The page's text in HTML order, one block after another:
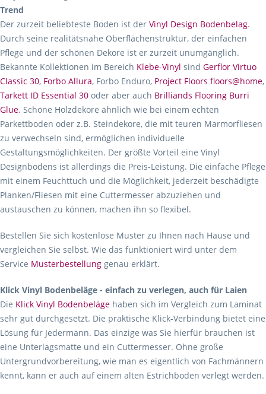
Trend
Der zurzeit beliebteste Boden ist der Vinyl Design Bodenbelag.
Durch seine realitätsnahe Oberflächenstruktur, der einfachen
Pflege und der schönen Dekore ist er zurzeit unumgänglich.
Bekannte Kollektionen im Bereich Klebe-Vinyl sind Gerflor Virtuo
Classic 30, Forbo Allura, Forbo Enduro, Project Floors floors@home,
Tarkett ID Essential 30 oder aber auch Brilliands Flooring Burri
Glue. Schöne Holzdekore ähnlich wie bei einem echten
Parkettboden oder z.B. Steindekore, die mit teuren Marmorfliesen
zu verwechseln sind, ermöglichen individuelle
Gestaltungsmöglichkeiten. Der größte Vorteil eine Vinyl
Designbodens ist allerdings die Preis-Leistung. Die einfache Pflege
mit einem Feuchttuch und die Möglichkeit, jederzeit beschädigte
Planken/Fliesen mit eine Cuttermesser abzuziehen und
austauschen zu können, machen ihn so flexibel.
Bestellen Sie sich kostenlose Muster zu Ihnen nach Hause und
vergleichen Sie selbst. Wie das funktioniert wird unter dem
Service Musterbestellung genau erklärt.
Klick Vinyl Bodenbeläge - einfach zu verlegen, auch für Laien
Die Klick Vinyl Bodenbeläge haben sich im Vergleich zum Laminat
sehr gut durchgesetzt. Die praktische Klick-Verbindung bietet eine
Lösung für Jedermann. Das einzige was Sie hierfür brauchen ist
eine Unterlagsmatte und ein Cuttermesser. Ohne große
Untergrundvorbereitung, wie man es eigentlich von Fachmännern
kennt, kann er auch auf einem alten Estrichboden verlegt werden.